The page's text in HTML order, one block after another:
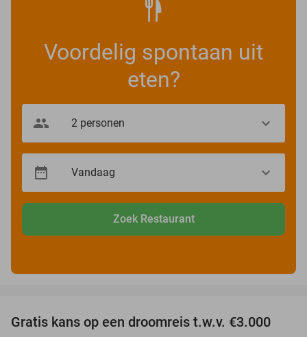
Voordelig spontaan uit
eten?
Zoek Restaurant
Gratis kans op een droomreis t.w.v. €3.000